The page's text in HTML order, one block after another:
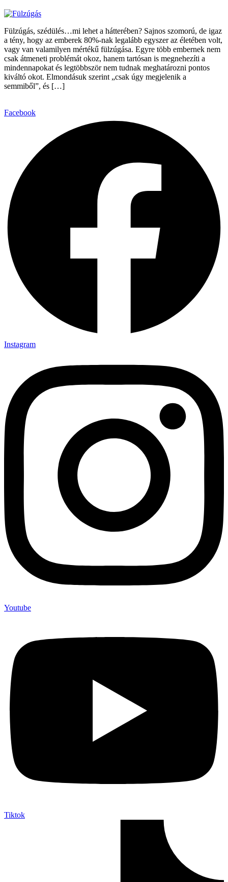
Fülzúgás, szédülés…mi lehet a hátterében? Sajnos szomorú, de igaz
a tény, hogy az emberek 80%-nak legalább egyszer az életében volt,
vagy van valamilyen mértékű fülzúgása. Egyre több embernek nem
csak átmeneti problémát okoz, hanem tartósan is megnehezíti a
mindennapokat és legtöbbször nem tudnak meghatározni pontos
kiváltó okot. Elmondásuk szerint „csak úgy megjelenik a
semmiből”, és […]
Facebook
Instagram
Youtube
Tiktok